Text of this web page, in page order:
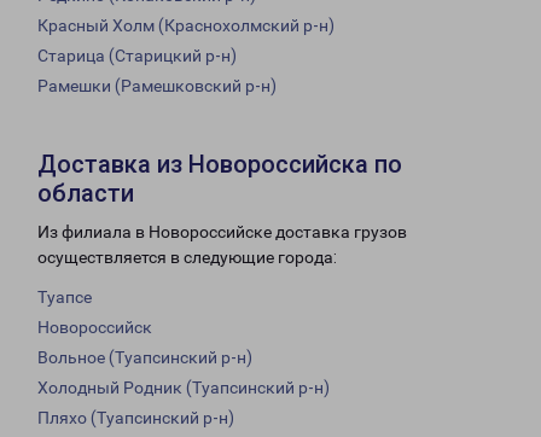
Красный Холм (Краснохолмский р-н)
Старица (Старицкий р-н)
Рамешки (Рамешковский р-н)
Доставка из Новороссийска по
области
Из филиала в Новороссийске доставка грузов
осуществляется в следующие города:
Туапсе
Новороссийск
Вольное (Туапсинский р-н)
Холодный Родник (Туапсинский р-н)
Пляхо (Туапсинский р-н)